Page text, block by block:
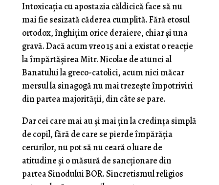
Intoxicația cu apostazia căldicică face să nu
mai fie sesizată căderea cumplită. Fără etosul
ortodox, înghițim orice deraiere, chiar și una
gravă. Dacă acum vreo 15 ani a existat o reacție
la împărtășirea Mitr. Nicolae de atunci al
Banatului la greco-catolici, acum nici măcar
mersul la sinagogă nu mai trezește împotriviri
din partea majorității, din câte se pare.
Dar cei care mai au și mai țin la credința simplă
de copil, fără de care se pierde împărăția
cerurilor, nu pot să nu ceară o luare de
atitudine și o măsură de sancționare din
partea Sinodului BOR. Sincretismul religios